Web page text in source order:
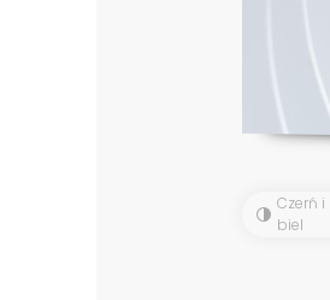
Czerń i
biel